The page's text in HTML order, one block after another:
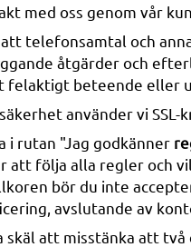
med oss genom vår
telefonsamtal och
åtgärder och
felaktigt beteende eller
använder vi
i rutan "Jag godkänner
att följa alla regler och
bör du inte
avslutande av
skäl att misstänka att